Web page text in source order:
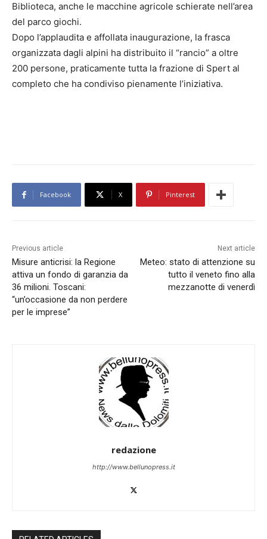
Biblioteca, anche le macchine agricole schierate nell’area
del parco giochi.
Dopo l’applaudita e affollata inaugurazione, la frasca
organizzata dagli alpini ha distribuito il “rancio” a oltre
200 persone, praticamente tutta la frazione di Spert al
completo che ha condiviso pienamente l’iniziativa.
Facebook X Pinterest
Previous article
Misure anticrisi: la Regione
attiva un fondo di garanzia da
36 milioni. Toscani:
“un’occasione da non perdere
per le imprese”
Next article
Meteo: stato di attenzione su
tutto il veneto fino alla
mezzanotte di venerdì
redazione
http://www.bellunopress.it